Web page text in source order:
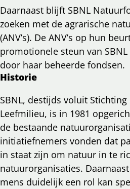
Daarnaast blijft SBNL
zoeken met de agrarische
(ANV’s). De ANV’s op hun
promotionele steun van
door haar beheerde fondsen.
Historie
SBNL, destijds voluit
Leefmilieu, is in 1981
de bestaande
initiatiefnemers vonden dat
in staat zijn om natuur in te
natuurorganisaties.
mens duidelijk een rol kan